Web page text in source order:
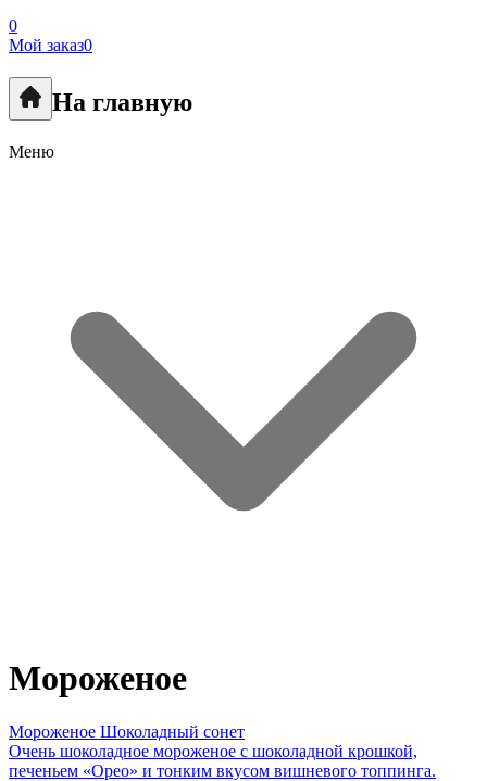
0
Мой заказ0
На главную
Меню
Мороженое
Мороженое Шоколадный сонет
Очень шоколадное мороженое с шоколадной крошкой,
печеньем «Орео» и тонким вкусом вишневого топпинга.